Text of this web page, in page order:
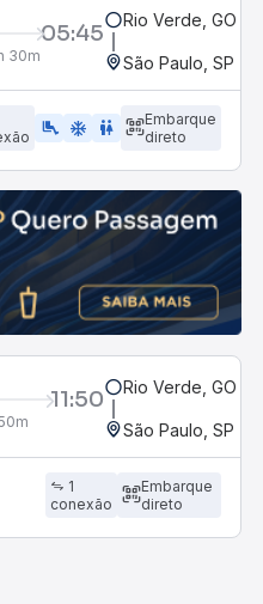
05:45
30m
Rio Verde, GO -
São Paulo, SP -
airline_seat_legroom_extra ac_unit wc
Embarque
direto
11:50 Rio Verde, GO -
São Paulo, SP -
1
conexão
Embarque
direto